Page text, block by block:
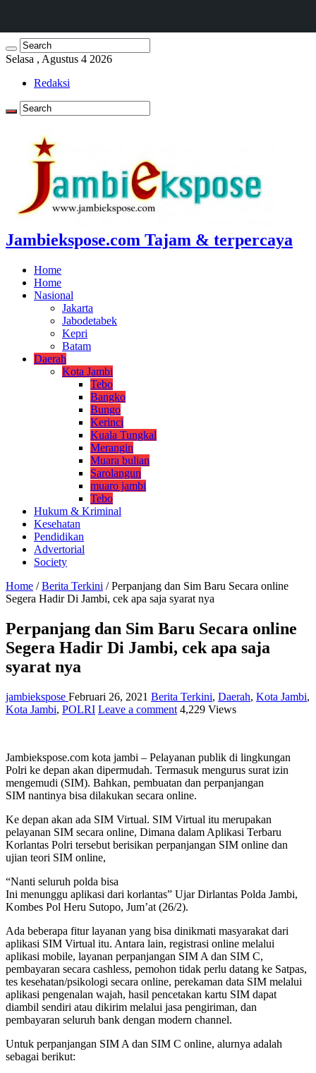
Selasa , Agustus 4 2026
Redaksi
Jambiekspose.com Tajam & terpercaya
Home
Home
Nasional
Jakarta
Jabodetabek
Kepri
Batam
Daerah
Kota Jambi
Tebo
Bangko
Bungo
Kerinci
Kuala Tungkal
Merangin
Muara bulian
Sarolangun
muaro jambi
Tebo
Hukum & Kriminal
Kesehatan
Pendidikan
Advertorial
Society
Home / Berita Terkini / Perpanjang dan Sim Baru Secara online
Segera Hadir Di Jambi, cek apa saja syarat nya
Perpanjang dan Sim Baru Secara online
Segera Hadir Di Jambi, cek apa saja
syarat nya
jambiekspose Februari 26, 2021 Berita Terkini, Daerah, Kota Jambi,
Kota Jambi, POLRI Leave a comment 4,229 Views
Jambiekspose.com kota jambi – Pelayanan publik di lingkungan
Polri ke depan akan dipermudah. Termasuk mengurus surat izin
mengemudi (SIM). Bahkan, pembuatan dan perpanjangan
SIM nantinya bisa dilakukan secara online.
Ke depan akan ada SIM Virtual. SIM Virtual itu merupakan
pelayanan SIM secara online, Dimana dalam Aplikasi Terbaru
Korlantas Polri tersebut berisikan perpanjangan SIM online dan
ujian teori SIM online,
“Nanti seluruh polda bisa
Ini menunggu aplikasi dari korlantas” Ujar Dirlantas Polda Jambi,
Kombes Pol Heru Sutopo, Jum’at (26/2).
Ada beberapa fitur layanan yang bisa dinikmati masyarakat dari
aplikasi SIM Virtual itu. Antara lain, registrasi online melalui
aplikasi mobile, layanan perpanjangan SIM A dan SIM C,
pembayaran secara cashless, pemohon tidak perlu datang ke Satpas,
tes kesehatan/psikologi secara online, perekaman data SIM melalui
aplikasi pengenalan wajah, hasil pencetakan kartu SIM dapat
diambil sendiri atau dikirim melalui jasa pengiriman, dan
pembayaran seluruh bank dengan modern channel.
Untuk perpanjangan SIM A dan SIM C online, alurnya adalah
sebagai berikut: